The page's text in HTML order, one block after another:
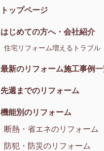
トップページ
はじめての方へ・会社紹介
住宅リフォーム増えるトラブル
最新のリフォーム施工事例
先週までのリフォーム
機能別のリフォーム
断熱・省エネのリフォーム
防犯・防災のリフォーム